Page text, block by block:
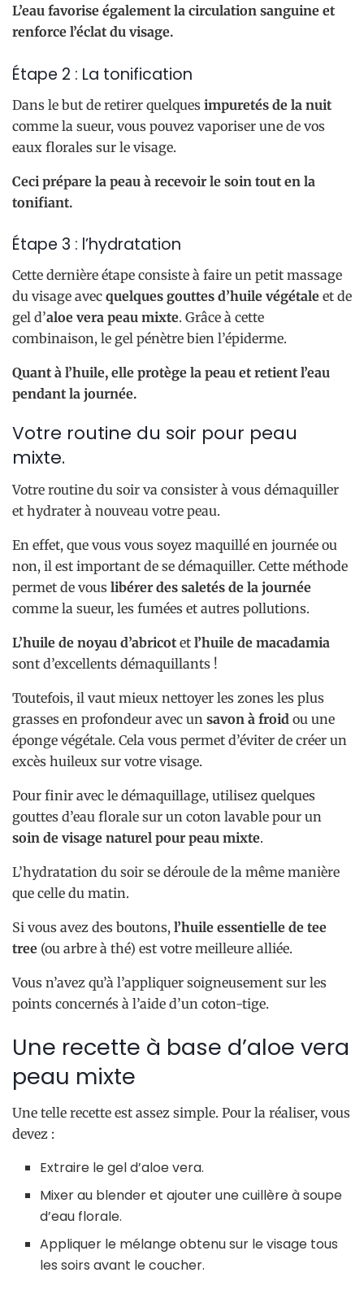
L’eau favorise également la circulation sanguine et
renforce l’éclat du visage.
Étape 2 : La tonification
Dans le but de retirer quelques impuretés de la nuit
comme la sueur, vous pouvez vaporiser une de vos
eaux florales sur le visage.
Ceci prépare la peau à recevoir le soin tout en la
tonifiant.
Étape 3 : l’hydratation
Cette dernière étape consiste à faire un petit massage
du visage avec quelques gouttes d’huile végétale et de
gel d’aloe vera peau mixte. Grâce à cette
combinaison, le gel pénètre bien l’épiderme.
Quant à l’huile, elle protège la peau et retient l’eau
pendant la journée.
Votre routine du soir pour peau
mixte.
Votre routine du soir va consister à vous démaquiller
et hydrater à nouveau votre peau.
En effet, que vous vous soyez maquillé en journée ou
non, il est important de se démaquiller. Cette méthode
permet de vous libérer des saletés de la journée
comme la sueur, les fumées et autres pollutions.
L’huile de noyau d’abricot et l’huile de macadamia
sont d’excellents démaquillants !
Toutefois, il vaut mieux nettoyer les zones les plus
grasses en profondeur avec un savon à froid ou une
éponge végétale. Cela vous permet d’éviter de créer un
excès huileux sur votre visage.
Pour finir avec le démaquillage, utilisez quelques
gouttes d’eau florale sur un coton lavable pour un
soin de visage naturel pour peau mixte.
L’hydratation du soir se déroule de la même manière
que celle du matin.
Si vous avez des boutons, l’huile essentielle de tee
tree (ou arbre à thé) est votre meilleure alliée.
Vous n’avez qu’à l’appliquer soigneusement sur les
points concernés à l’aide d’un coton-tige.
Une recette à base d’aloe vera
peau mixte
Une telle recette est assez simple. Pour la réaliser, vous
devez :
Extraire le gel d’aloe vera.
Mixer au blender et ajouter une cuillère à soupe
d’eau florale.
Appliquer le mélange obtenu sur le visage tous
les soirs avant le coucher.